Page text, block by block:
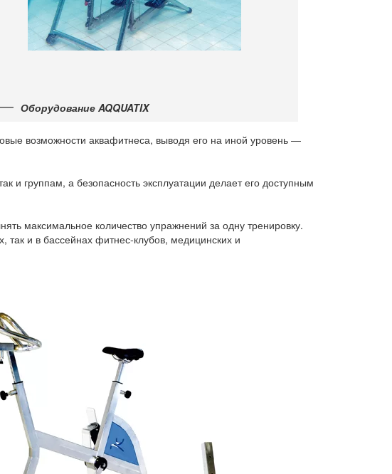
Оборудование AQQUATIX
возможности аквафитнеса, выводя его на иной уровень —
и группам, а безопасность эксплуатации делает его доступным
максимальное количество упражнений за одну тренировку.
так и в бассейнах фитнес-клубов, медицинских и